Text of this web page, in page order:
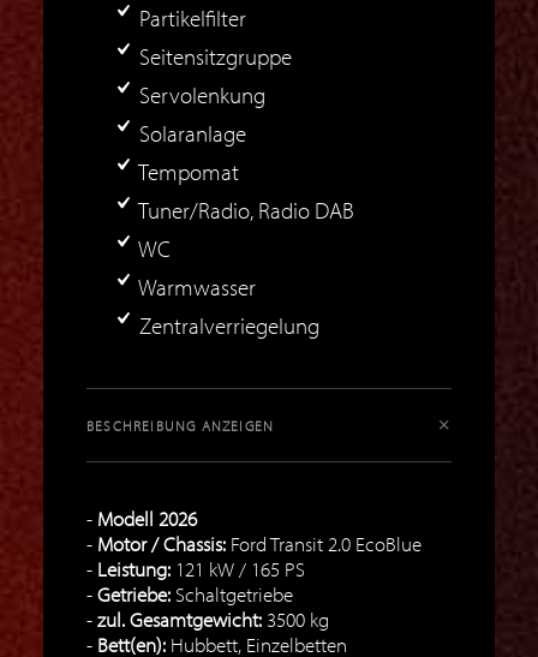
Partikelfilter
Seitensitzgruppe
Servolenkung
Solaranlage
Tempomat
Tuner/Radio, Radio DAB
WC
Warmwasser
Zentralverriegelung
BESCHREIBUNG ANZEIGEN
Modell 2026
Motor / Chassis: Ford Transit 2.0 EcoBlue
Leistung: 121 kW / 165 PS
Getriebe:Schaltgetriebe
zul. Gesamtgewicht: 3500 kg
Bett(en): Hubbett, Einzelbetten